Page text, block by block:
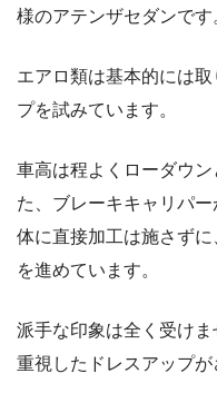
様のアテンザセダンです
エアロ類は基本的には
プを試みています。
車高は程よくローダウ
た、ブレーキキャリパ
体に直接加工は施さず
を進めています。
派手な印象は全く受け
重視したドレスアップが